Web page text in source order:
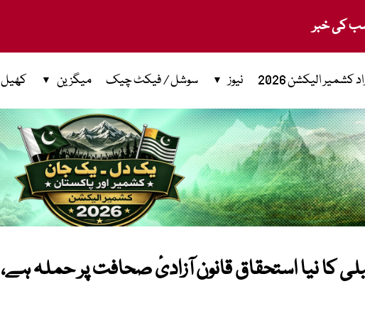
کی خبر
کشمیر الیکشن 2026 نیوز سوشل / فیکٹ چیک میگزین کھیل
کا نیا استحقاق قانون آزادیٔ صحافت پر حملہ ہے،